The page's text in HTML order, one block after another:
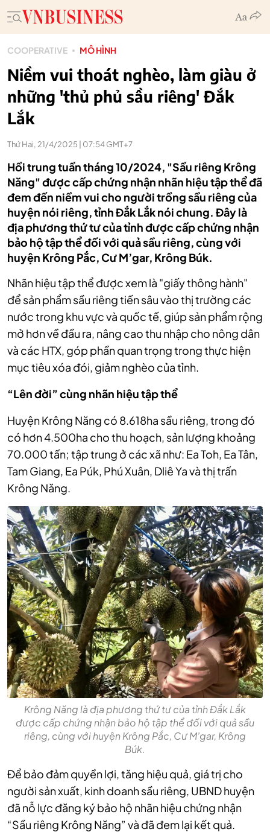
COOPERATIVE MÔ HÌNH
Niềm vui thoát nghèo, làm giàu ở
những 'thủ phủ sầu riêng' Đắk
Lắk
Thứ Hai, 21/4/2025 | 07:54 GMT+7
Hồi trung tuần tháng 10/2024, "Sầu riêng Krông
Năng" được cấp chứng nhận nhãn hiệu tập thể đã
đem đến niềm vui cho người trồng sầu riêng của
huyện nói riêng, tỉnh Đắk Lắk nói chung. Đây là
địa phương thứ tư của tỉnh được cấp chứng nhận
bảo hộ tập thể đối với quả sầu riêng, cùng với
huyện Krông Pắc, Cư M’gar, Krông Búk.
Nhãn hiệu tập thể được xem là "giấy thông hành"
để sản phẩm sầu riêng tiến sâu vào thị trường các
nước trong khu vực và quốc tế, giúp sản phẩm rộng
mở hơn về đầu ra, nâng cao thu nhập cho nông dân
và các HTX, góp phần quan trọng trong thực hiện
mục tiêu xóa đói, giảm nghèo của tỉnh.
“Lên đời” cùng nhãn hiệu tập thể
Huyện Krông Năng có 8.618ha sầu riêng, trong đó
có hơn 4.500ha cho thu hoạch, sản lượng khoảng
70.000 tấn; tập trung ở các xã như: Ea Toh, Ea Tân,
Tam Giang, Ea Púk, Phú Xuân, Dliê Ya và thị trấn
Krông Năng.
Krông Năng là địa phương thứ tư của tỉnh Đắk Lắk
được cấp chứng nhận bảo hộ tập thể đối với quả sầu
riêng, cùng với huyện Krông Pắc, Cư M’gar, Krông
Búk.
Để bảo đảm quyền lợi, tăng hiệu quả, giá trị cho
người sản xuất, kinh doanh sầu riêng, UBND huyện
đã nỗ lực đăng ký bảo hộ nhãn hiệu chứng nhận
“Sầu riêng Krông Năng” và đã đem lại kết quả.